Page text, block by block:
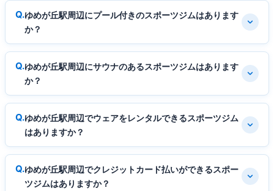
ゆめが丘駅周辺にプール付きのスポーツジムはあります
か？
ゆめが丘駅周辺にサウナのあるスポーツジムはあります
か？
ゆめが丘駅周辺でウェアをレンタルできるスポーツジム
はありますか？
ゆめが丘駅周辺でクレジットカード払いができるスポー
ツジムはありますか？